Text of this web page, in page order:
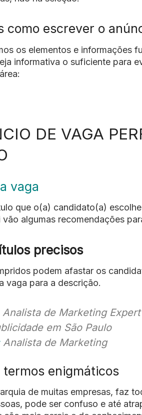
como escrever o
os elementos e informações
informativa o suficiente para
DE VAGA
vaga
que o(a) candidato(a)
algumas recomendações
precisos
podem afastar os
vaga para a descrição.
Analista de Marketing
em São Paulo
Analista de Marketing
termos enigmáticos
de muitas empresas, faz
pode ser confuso e até